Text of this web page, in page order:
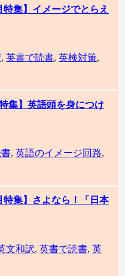
集】イメージでとらえ
, 英書で読書, 英検対策,
集】英語頭を身につけ
, 英語のイメージ回路,
特集】さよなら！「日本
文和訳, 英書で読書, 英